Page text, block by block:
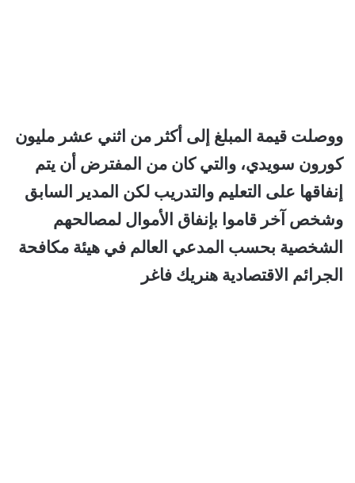
ووصلت قيمة المبلغ إلى أكثر من اثني عشر مليون
كورون سويدي، والتي كان من المفترض أن يتم
إنفاقها على التعليم والتدريب لكن المدير السابق
وشخص آخر قاموا بإنفاق الأموال لمصالحهم
الشخصية بحسب المدعي العالم في هيئة مكافحة
الجرائم الاقتصادية هنريك فاغر